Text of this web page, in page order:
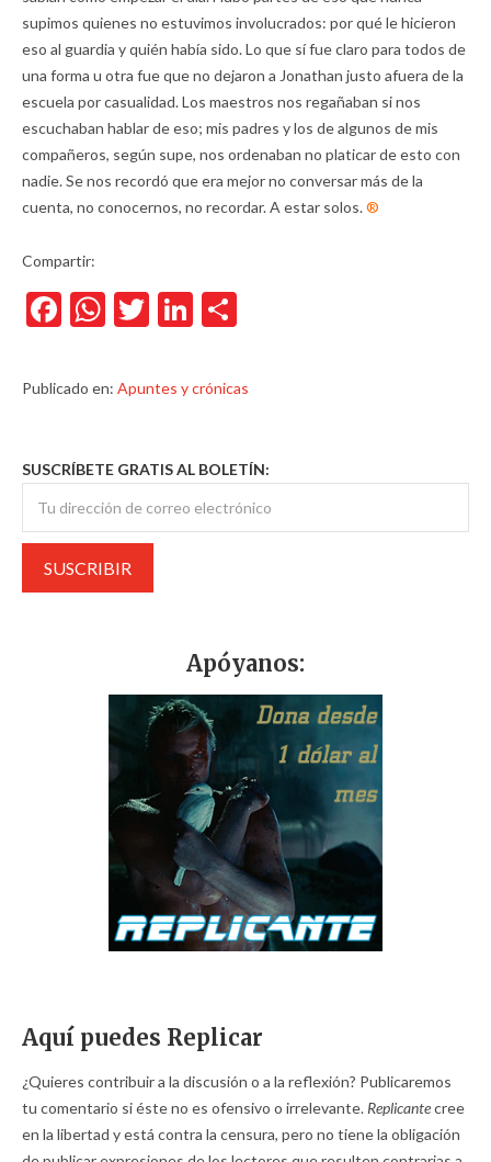
supimos quienes no estuvimos involucrados: por qué le hicieron
eso al guardia y quién había sido. Lo que sí fue claro para todos de
una forma u otra fue que no dejaron a Jonathan justo afuera de la
escuela por casualidad. Los maestros nos regañaban si nos
escuchaban hablar de eso; mis padres y los de algunos de mis
compañeros, según supe, nos ordenaban no platicar de esto con
nadie. Se nos recordó que era mejor no conversar más de la
cuenta, no conocernos, no recordar. A estar solos.®
Compartir:
Facebook
WhatsApp
TwitterLinkedIn
Publicado en: Apuntes y crónicas
SUSCRÍBETE GRATIS AL BOLETÍN:
Apóyanos:
Aquí puedes Replicar
¿Quieres contribuir a la discusión o a la reflexión? Publicaremos
tu comentario si éste no es ofensivo o irrelevante. Replicantecree
en la libertad y está contra la censura, pero no tiene la obligación